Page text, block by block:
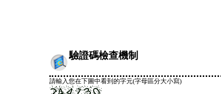
驗證碼檢查機制
請輸入您在下圖中看到的字元(字母區分大小寫)